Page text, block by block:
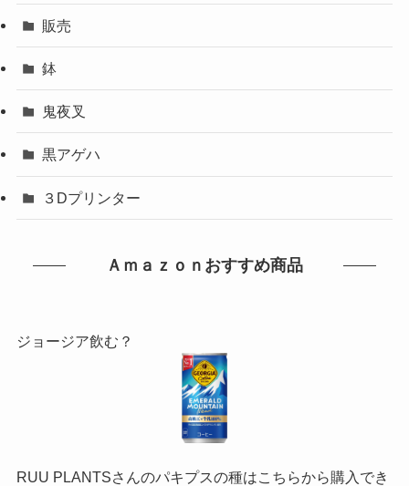
販売
鉢
鬼夜叉
黒アゲハ
３Dプリンター
Ａｍａｚｏｎおすすめ商品
ジョージア飲む？
RUU PLANTSさんのパキプスの種はこちらから購入でき